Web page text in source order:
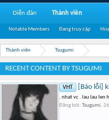
Thành viên Tsugumi
RECENT CONTENT BY TSUGUMI
VHT [Báo lỗi]
. nhat vc . lau lau len
Đăng bởi: Tsugumi,
Diễn đàn Thành viên
Notable Members Đang truy cập